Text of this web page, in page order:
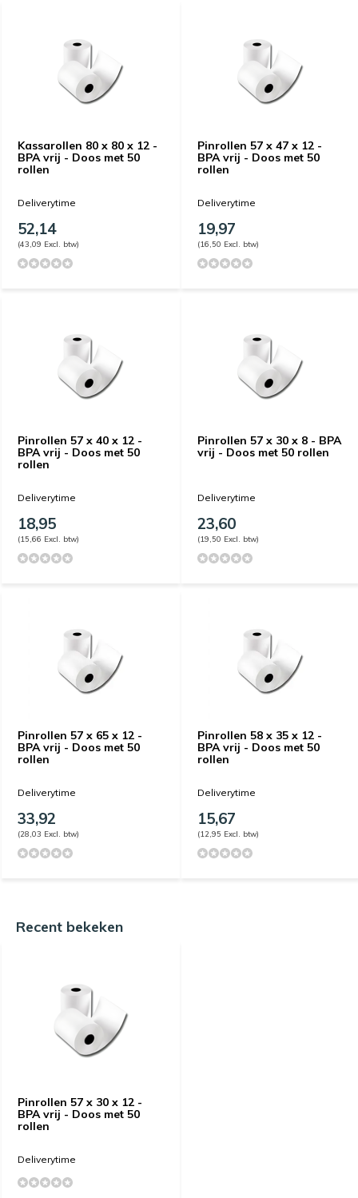
Kassarollen 80 x 80 x 12 -
BPA vrij - Doos met 50
rollen
Deliverytime
52,14
(43,09 Excl. btw)
Pinrollen 57 x 47 x 12 -
BPA vrij - Doos met 50
rollen
Deliverytime
19,97
(16,50 Excl. btw)
Pinrollen 57 x 40 x 12 -
BPA vrij - Doos met 50
rollen
Deliverytime
18,95
(15,66 Excl. btw)
Pinrollen 57 x 30 x 8 - BPA
vrij - Doos met 50 rollen
Deliverytime
23,60
(19,50 Excl. btw)
Pinrollen 57 x 65 x 12 -
BPA vrij - Doos met 50
rollen
Deliverytime
33,92
(28,03 Excl. btw)
Pinrollen 58 x 35 x 12 -
BPA vrij - Doos met 50
rollen
Deliverytime
15,67
(12,95 Excl. btw)
Recent bekeken
Pinrollen 57 x 30 x 12 -
BPA vrij - Doos met 50
rollen
Deliverytime